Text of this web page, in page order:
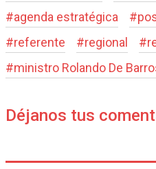
#agenda estratégica #
#referente #regional #
#ministro Rolando De
Déjanos tus